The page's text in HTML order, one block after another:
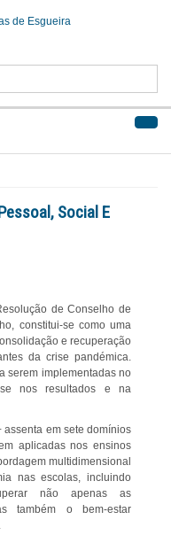
Social E
de Conselho de
constitui-se como uma
e recuperação
da crise pandémica.
serem implementadas no
nos resultados e na
assenta em sete domínios
aplicadas nos ensinos
multidimensional
nas escolas, incluindo
não apenas as
também o bem-estar